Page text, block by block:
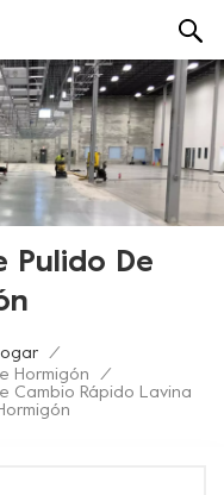
Pulido De
/
Hormigón
/
Cambio Rápido Lavina